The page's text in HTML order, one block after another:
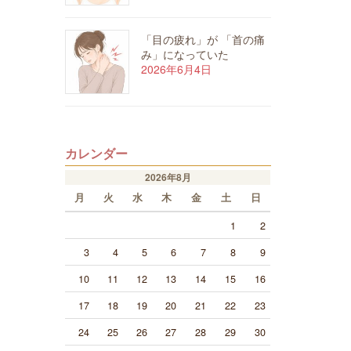
「目の疲れ」が 「首の痛
み」になっていた
2026年6月4日
カレンダー
2026年8月
月
火 水 木 金 土 日
1
2
3
4 5 6 7 8
9
10
11 12 13 14 15
16
17
18 19 20 21 22
23
24
25 26 27 28 29 30